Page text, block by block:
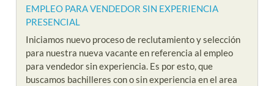
EMPLEO PARA VENDEDOR SIN EXPERIENCIA
PRESENCIAL
Iniciamos nuevo proceso de reclutamiento y selección
para nuestra nueva vacante en referencia al empleo
para vendedor sin experiencia. Es por esto, que
buscamos bachilleres con o sin experiencia en el area